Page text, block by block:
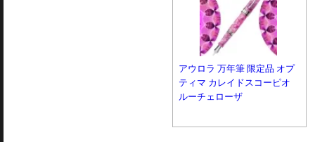
アウロラ 万年筆 限定品 オプ
ティマ カレイドスコーピオ
ルーチェローザ